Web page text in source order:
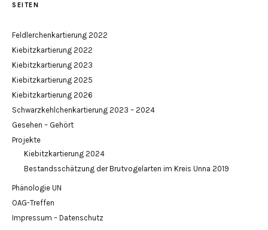
SEITEN
Feldlerchenkartierung 2022
Kiebitzkartierung 2022
Kiebitzkartierung 2023
Kiebitzkartierung 2025
Kiebitzkartierung 2026
Schwarzkehlchenkartierung 2023 – 2024
Gesehen – Gehört
Projekte
Kiebitzkartierung 2024
Bestandsschätzung der Brutvogelarten im Kreis Unna 2019
Phänologie UN
OAG-Treffen
Impressum – Datenschutz